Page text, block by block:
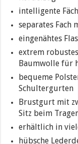
intelligente
separates Fach
eingenähtes
extrem
Baumwolle für
bequeme
Schultergurten
Brustgurt mit
Sitz beim
erhältlich in
hübsche